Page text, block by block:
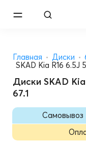
Главная Диски
SKAD Kia R16 6.5J
Диски SKAD
67.1
Самовывоз